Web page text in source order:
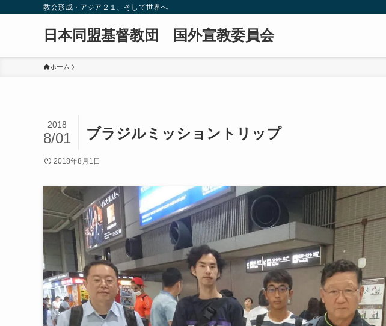
教会形成・アジア２１、そして世界へ
日本同盟基督教団 国外宣教委員会
ホーム
ブラジルミッショントリップ
2018
8/01
2018年8月1日